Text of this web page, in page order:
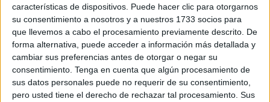
características de dispositivos. Puede hacer clic para otorgarnos
su consentimiento a nosotros y a nuestros 1733 socios para
que llevemos a cabo el procesamiento previamente descrito. De
forma alternativa, puede acceder a información más detallada y
cambiar sus preferencias antes de otorgar o negar su
consentimiento. Tenga en cuenta que algún procesamiento de
sus datos personales puede no requerir de su consentimiento,
pero usted tiene el derecho de rechazar tal procesamiento. Sus